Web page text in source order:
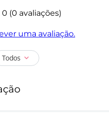
0 (0 avaliações)
uma avaliação.
Todos